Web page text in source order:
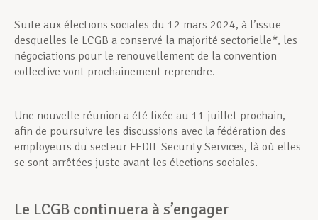
Suite aux élections sociales du 12 mars 2024, à l’issue
desquelles le LCGB a conservé la majorité sectorielle*, les
négociations pour le renouvellement de la convention
collective vont prochainement reprendre.
Une nouvelle réunion a été fixée au 11 juillet prochain,
afin de poursuivre les discussions avec la fédération des
employeurs du secteur FEDIL Security Services, là où elles
se sont arrêtées juste avant les élections sociales.
Le LCGB continuera à s’engager